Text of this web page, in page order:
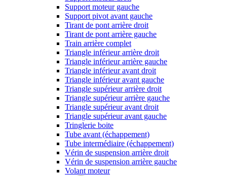
Support moteur gauche
Support pivot avant gauche
Tirant de pont arrière droit
Tirant de pont arrière gauche
Train arrière complet
Triangle inférieur arrière droit
Triangle inférieur arrière gauche
Triangle inférieur avant droit
Triangle inférieur avant gauche
Triangle supérieur arrière droit
Triangle supérieur arrière gauche
Triangle supérieur avant droit
Triangle supérieur avant gauche
Tringlerie boite
Tube avant (échappement)
Tube intermédiaire (échappement)
Vérin de suspension arrière droit
Vérin de suspension arrière gauche
Volant moteur